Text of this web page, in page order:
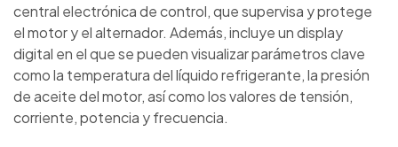
central electrónica de control, que supervisa y protege
el motor y el alternador. Además, incluye un display
digital en el que se pueden visualizar parámetros clave
como la temperatura del líquido refrigerante, la presión
de aceite del motor, así como los valores de tensión,
corriente, potencia y frecuencia.